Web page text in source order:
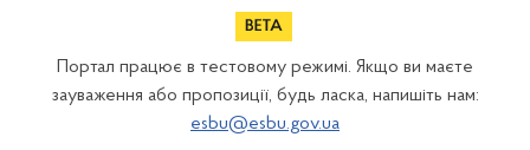
Портал працює в тестовому режимі. Якщо ви маєте
зауваження або пропозиції, будь ласка, напишіть нам:
esbu@esbu.gov.ua